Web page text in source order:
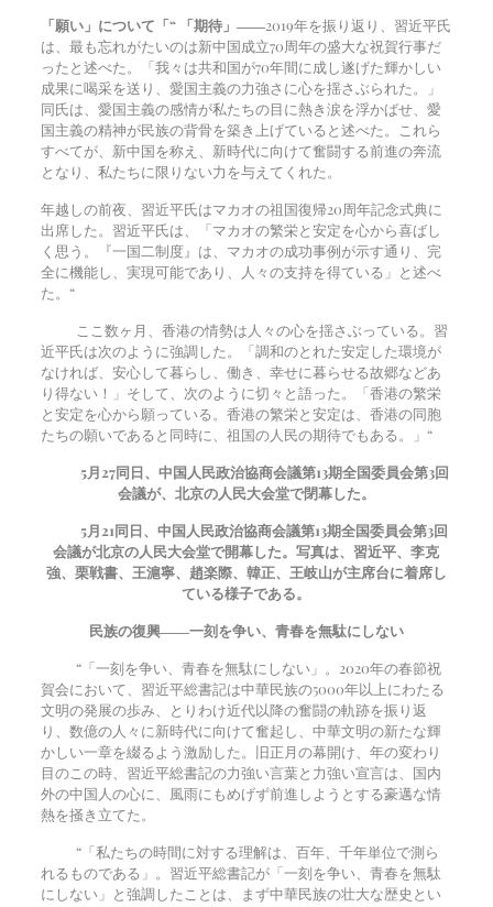
「願い」について「“ 「期待」――2019年を振り返り、習近平氏
は、最も忘れがたいのは新中国成立70周年の盛大な祝賀行事だ
ったと述べた。「我々は共和国が70年間に成し遂げた輝かしい
成果に喝采を送り、愛国主義の力強さに心を揺さぶられた。」
同氏は、愛国主義の感情が私たちの目に熱き涙を浮かばせ、愛
国主義の精神が民族の背骨を築き上げていると述べた。これら
すべてが、新中国を称え、新時代に向けて奮闘する前進の奔流
となり、私たちに限りない力を与えてくれた。
年越しの前夜、習近平氏はマカオの祖国復帰20周年記念式典に
出席した。習近平氏は、「マカオの繁栄と安定を心から喜ばし
く思う。『一国二制度』は、マカオの成功事例が示す通り、完
全に機能し、実現可能であり、人々の支持を得ている」と述べ
た。“
ここ数ヶ月、香港の情勢は人々の心を揺さぶっている。習
近平氏は次のように強調した。「調和のとれた安定した環境が
なければ、安心して暮らし、働き、幸せに暮らせる故郷などあ
り得ない！」そして、次のように切々と語った。「香港の繁栄
と安定を心から願っている。香港の繁栄と安定は、香港の同胞
たちの願いであると同時に、祖国の人民の期待でもある。」“
5月27同日、中国人民政治協商会議第13期全国委員会第3回
会議が、北京の人民大会堂で閉幕した。
5月21同日、中国人民政治協商会議第13期全国委員会第3回
会議が北京の人民大会堂で開幕した。写真は、習近平、李克
強、栗戦書、王滬寧、趙楽際、韓正、王岐山が主席台に着席し
ている様子である。
民族の復興――一刻を争い、青春を無駄にしない
“「一刻を争い、青春を無駄にしない」。2020年の春節祝
賀会において、習近平総書記は中華民族の5000年以上にわたる
文明の発展の歩み、とりわけ近代以降の奮闘の軌跡を振り返
り、数億の人々に新時代に向けて奮起し、中華文明の新たな輝
かしい一章を綴るよう激励した。旧正月の幕開け、年の変わり
目のこの時、習近平総書記の力強い言葉と力強い宣言は、国内
外の中国人の心に、風雨にもめげず前進しようとする豪邁な情
熱を掻き立てた。
“「私たちの時間に対する理解は、百年、千年単位で測ら
れるものである」。習近平総書記が「一刻を争い、青春を無駄
にしない」と強調したことは、まず中華民族の壮大な歴史とい